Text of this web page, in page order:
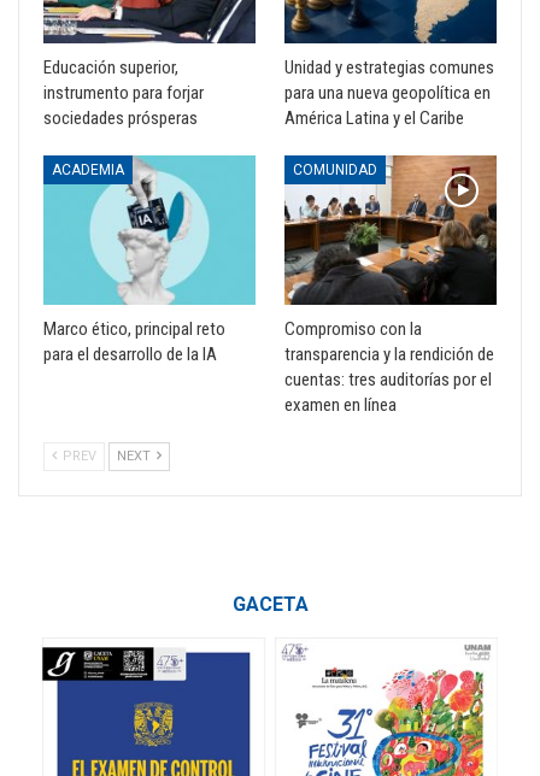
Educación superior,
instrumento para forjar
sociedades prósperas
Unidad y estrategias comunes
para una nueva geopolítica en
América Latina y el Caribe
ACADEMIA
Marco ético, principal reto
para el desarrollo de la IA
COMUNIDAD
Compromiso con la
transparencia y la rendición de
cuentas: tres auditorías por el
examen en línea
PREV NEXT
GACETA